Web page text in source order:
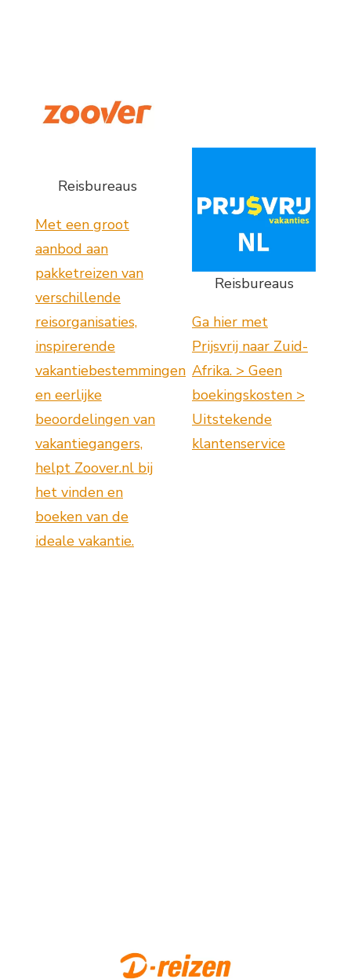
Reisbureaus
Met een groot
aanbod aan
pakketreizen van
verschillende
reisorganisaties,
inspirerende
vakantiebestemmingen
en eerlijke
beoordelingen van
vakantiegangers,
helpt Zoover.nl bij
het vinden en
boeken van de
ideale vakantie.
Reisbureaus
Ga hier met
Prijsvrij naar Zuid-
Afrika. > Geen
boekingskosten >
Uitstekende
klantenservice